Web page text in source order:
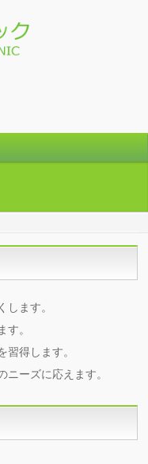
します。
す。
習得します。
ーズに応えます。